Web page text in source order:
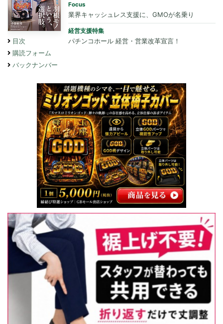
目次
購読フォーム
バックナンバー
Focus
業界キャッシュレス支援に、GMOが名乗り
経営支援特集
パチンコホール 経営・営業改革宣言！